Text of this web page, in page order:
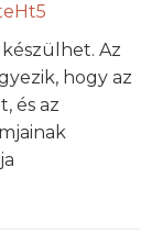
Az
hogy az
és az